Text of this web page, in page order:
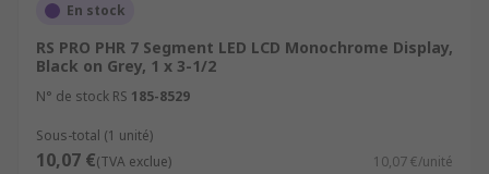
En stock
RS PRO PHR 7 Segment LED LCD Monochrome Display,
Black on Grey, 1 x 3-1/2
N° de stock RS 185-8529
Sous-total (1 unité)
10,07 €(TVA exclue) 10,07 €/unité